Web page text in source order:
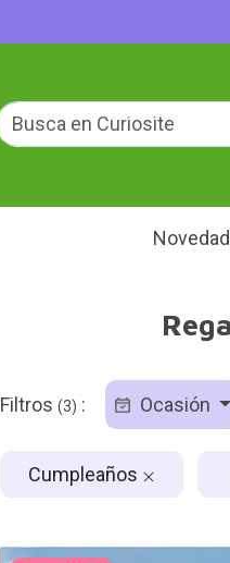
Filtros (3) : Ocasión
Cumpleaños